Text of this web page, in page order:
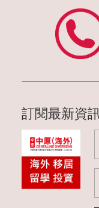
不時聽聞有海外樓
成後貨不對辦的個
實地視察物業的興
業路既穩妥又有保障
訂閱最新資